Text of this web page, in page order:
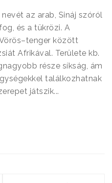
az arab, Sináj szóról
és a tükrözi. A
között
Afrikával. Területe kb.
része síkság, ám
találkozhatnak
játszik...